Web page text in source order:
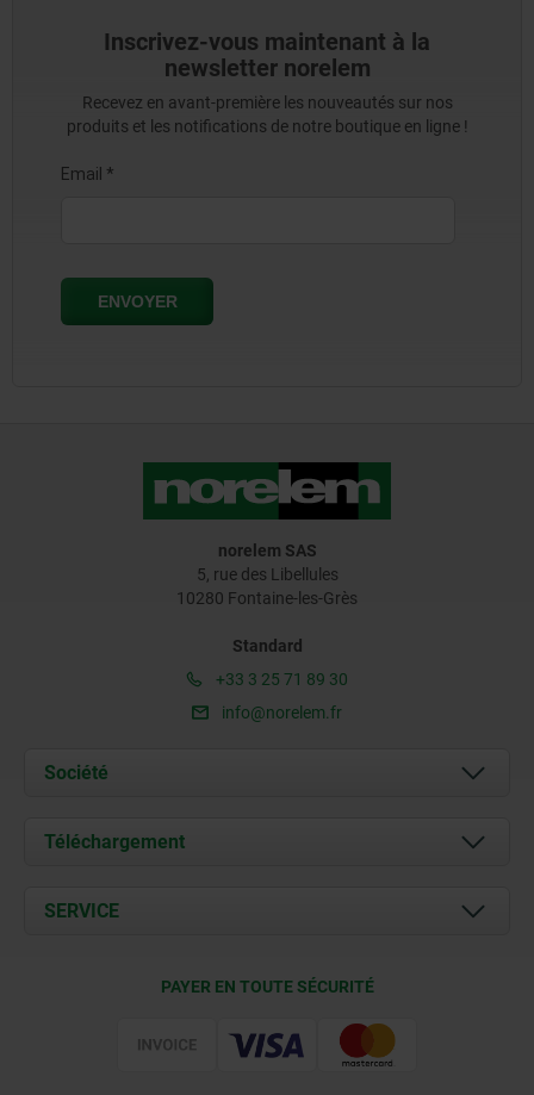
Inscrivez-vous maintenant à la
newsletter norelem
Recevez en avant-première les nouveautés sur nos
produits et les notifications de notre boutique en ligne !
norelem SAS
5, rue des Libellules
10280 Fontaine-les-Grès
Standard
+33 3 25 71 89 30
info@norelem.fr
Société
À propos de nous
Contact
Téléchargement
Documents
SERVICE
PAYER EN TOUTE SÉCURITÉ